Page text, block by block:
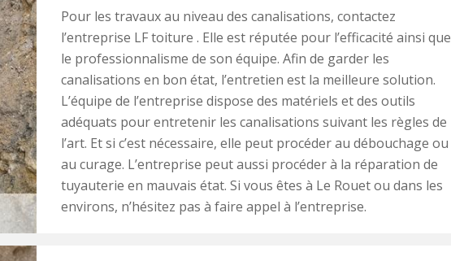
Pour les travaux au niveau des canalisations, contactez
l’entreprise LF toiture . Elle est réputée pour l’efficacité ainsi que
le professionnalisme de son équipe. Afin de garder les
canalisations en bon état, l’entretien est la meilleure solution.
L’équipe de l’entreprise dispose des matériels et des outils
adéquats pour entretenir les canalisations suivant les règles de
l’art. Et si c’est nécessaire, elle peut procéder au débouchage ou
au curage. L’entreprise peut aussi procéder à la réparation de
tuyauterie en mauvais état. Si vous êtes à Le Rouet ou dans les
environs, n’hésitez pas à faire appel à l’entreprise.